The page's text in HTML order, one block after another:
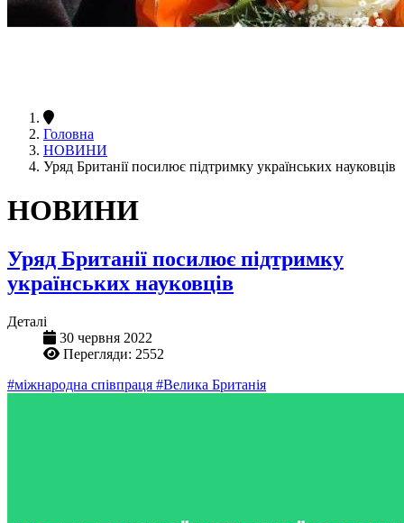
Головна
НОВИНИ
Уряд Британії посилює підтримку українських науковців
НОВИНИ
Уряд Британії посилює підтримку
українських науковців
Деталі
30 червня 2022
Перегляди: 2552
#міжнародна співпраця #Велика Британія